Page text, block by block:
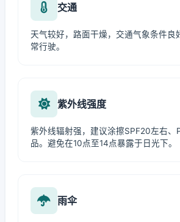
交通
天气较好，路面干燥，交通气象条件良
常行驶。
紫外线强度
紫外线辐射强，建议涂擦SPF20左右、
品。避免在10点至14点暴露于日光下。
雨伞